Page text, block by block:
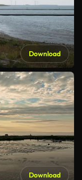
Download
Download